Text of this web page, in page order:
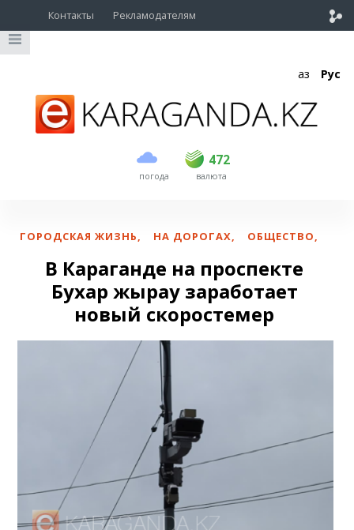
Контакты Рекламодателям
Қаз Рус
погода
472
USD 470 472
EUR валюта
ГОРОДСКАЯ ЖИЗНЬ, НА ДОРОГАХ, ОБЩЕСТВО,
В Караганде на проспекте
Бухар жырау заработает
новый скоростемер